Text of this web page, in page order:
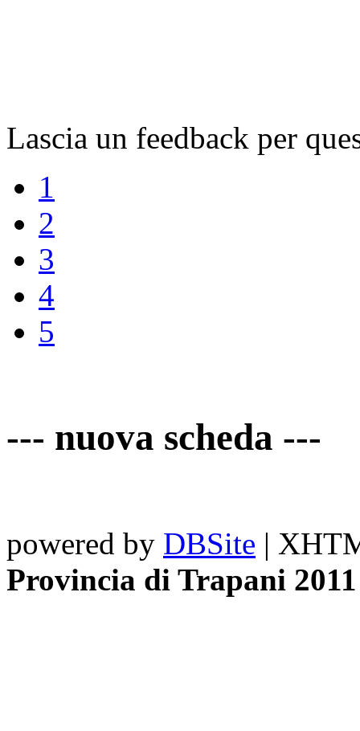
Lascia un feedback per
1
2
3
4
5
--- nuova scheda ---
powered by DBSite |
Provincia di Trapani 2011